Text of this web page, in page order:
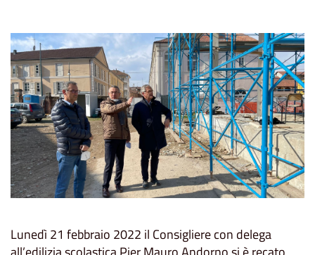
Lunedì 21 febbraio 2022 il Consigliere con delega